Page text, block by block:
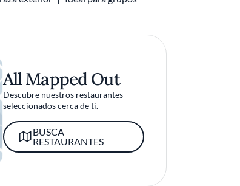
All Mapped Out
Descubre nuestros restaurantes
seleccionados cerca de ti.
BUSCA
RESTAURANTES